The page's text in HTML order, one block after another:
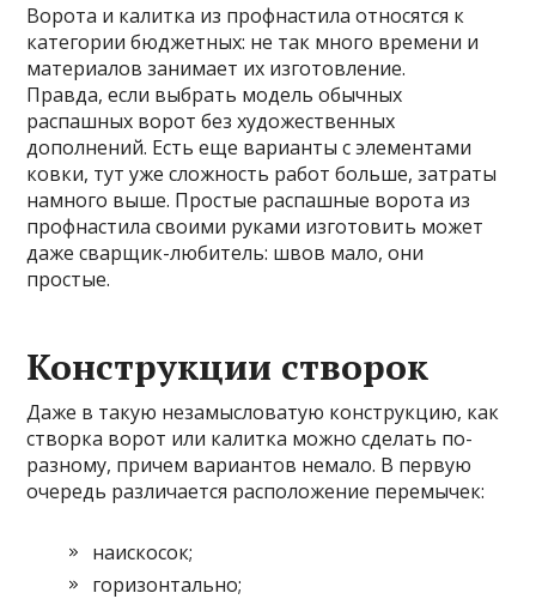
Ворота и калитка из профнастила относятся к
категории бюджетных: не так много времени и
материалов занимает их изготовление.
Правда, если выбрать модель обычных
распашных ворот без художественных
дополнений. Есть еще варианты с элементами
ковки, тут уже сложность работ больше, затраты
намного выше. Простые распашные ворота из
профнастила своими руками изготовить может
даже сварщик-любитель: швов мало, они
простые.
Конструкции створок
Даже в такую незамысловатую конструкцию, как
створка ворот или калитка можно сделать по-
разному, причем вариантов немало. В первую
очередь различается расположение перемычек:
наискосок;
горизонтально;